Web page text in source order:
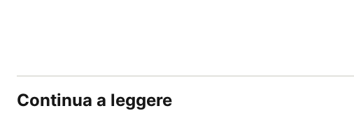
Continua a leggere